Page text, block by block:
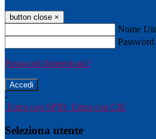
button close ×
Nome
Password
Password dimenticata?
-
Entra con SPID Entra con CIE
Seleziona utente